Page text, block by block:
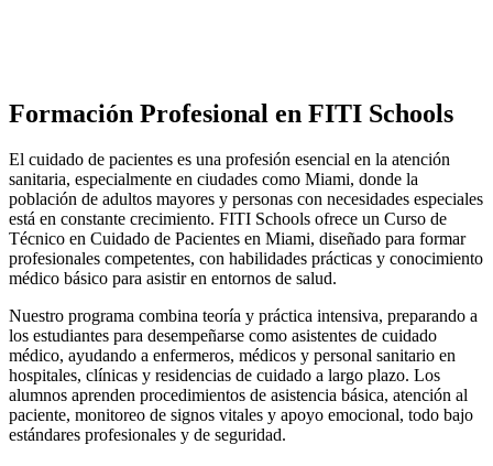
Formación Profesional en FITI Schools
El cuidado de pacientes es una profesión esencial en la atención
sanitaria, especialmente en ciudades como Miami, donde la
población de adultos mayores y personas con necesidades especiales
está en constante crecimiento. FITI Schools ofrece un Curso de
Técnico en Cuidado de Pacientes en Miami, diseñado para formar
profesionales competentes, con habilidades prácticas y conocimiento
médico básico para asistir en entornos de salud.
Nuestro programa combina teoría y práctica intensiva, preparando a
los estudiantes para desempeñarse como asistentes de cuidado
médico, ayudando a enfermeros, médicos y personal sanitario en
hospitales, clínicas y residencias de cuidado a largo plazo. Los
alumnos aprenden procedimientos de asistencia básica, atención al
paciente, monitoreo de signos vitales y apoyo emocional, todo bajo
estándares profesionales y de seguridad.